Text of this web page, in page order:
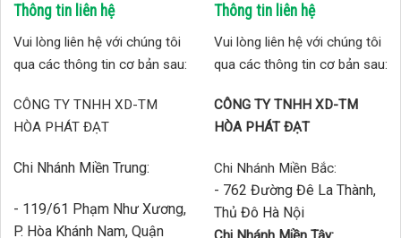
Thông tin liên hệ
Vui lòng liên hệ với chúng tôi
qua các thông tin cơ bản sau:
CÔNG TY TNHH XD-TM
HÒA PHÁT ĐẠT
Chi Nhánh Miền Trung:
- 119/61 Phạm Như Xương,
P. Hòa Khánh Nam, Quận
Thông tin liên hệ
Vui lòng liên hệ với chúng tôi
qua các thông tin cơ bản sau:
CÔNG TY TNHH XD-TM
HÒA PHÁT ĐẠT
Chi Nhánh Miền Bắc:
- 762 Đường Đê La Thành,
Thủ Đô Hà Nội